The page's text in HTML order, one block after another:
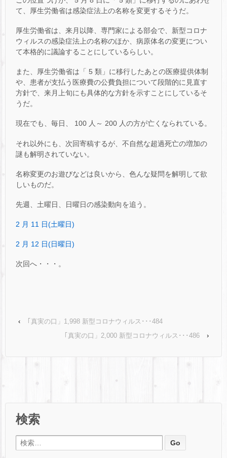
て、厚生労働省は感染症法上の名称を変更するそうだ。
厚生労働省は、来月以降、専門家による部会で、新型コロナ
ウィルスの感染症法上の名称のほか、病原体名の変更につい
て本格的に議論することにしているらしい。
また、厚生労働省は「 5 類」に移行したあとの医療提供体制
や、患者が支払う医療費の公費負担について段階的に見直す
方針で、来月上旬にも具体的な方針を示すことにしているそ
うだ。
現在でも、毎日、 100 人～ 200 人の方が亡くなられている。
それ以外にも、次回寄稿するが、不自然な超過死亡の増加の
謎も解明されていない。
名称変更のお遊びなどは良いから、色んな疑問を解明して欲
しいものだ。
先週、土曜日、日曜日の感染動向を追う。
2 月 11 日(土曜日)
2 月 12 日(日曜日)
次回へ・・・。
‹
｢真実の口」1,998 新型コロナウィルス･･･484
｢真実の口」2,000 新型コロナウィルス･･･486
›
検索
検索: